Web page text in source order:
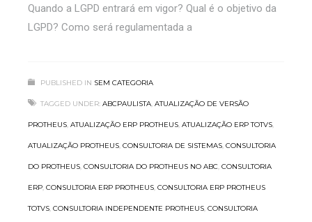
Quando a LGPD entrará em vigor? Qual é o objetivo da
LGPD? Como será regulamentada a
PUBLISHED IN SEM CATEGORIA
TAGGED UNDER: ABCPAULISTA, ATUALIZAÇÃO DE VERSÃO
PROTHEUS, ATUALIZAÇÃO ERP PROTHEUS, ATUALIZAÇÃO ERP TOTVS,
ATUALIZAÇÃO PROTHEUS, CONSULTORIA DE SISTEMAS, CONSULTORIA
DO PROTHEUS, CONSULTORIA DO PROTHEUS NO ABC, CONSULTORIA
ERP, CONSULTORIA ERP PROTHEUS, CONSULTORIA ERP PROTHEUS
TOTVS, CONSULTORIA INDEPENDENTE PROTHEUS, CONSULTORIA